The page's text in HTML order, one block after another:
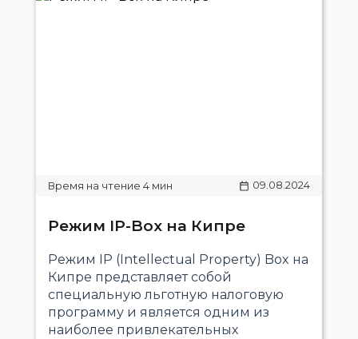
09.08.2024
Режим IP-Box на Кипре
Режим IP (Intellectual Property) Box на
Кипре представляет собой
специальную льготную налоговую
программу и является одним из
наиболее привлекательных